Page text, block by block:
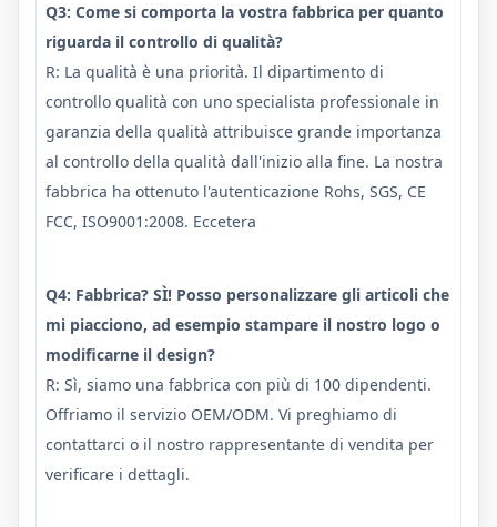
Q3: Come si comporta la vostra fabbrica per quanto
riguarda il controllo di qualità?
R: La qualità è una priorità. Il dipartimento di
controllo qualità con uno specialista professionale in
garanzia della qualità attribuisce grande importanza
al controllo della qualità dall'inizio alla fine. La nostra
fabbrica ha ottenuto l'autenticazione Rohs, SGS, CE
FCC, ISO9001:2008. Eccetera
Q4: Fabbrica? SÌ! Posso personalizzare gli articoli che
mi piacciono, ad esempio stampare il nostro logo o
modificarne il design?
R: Sì, siamo una fabbrica con più di 100 dipendenti.
Offriamo il servizio OEM/ODM. Vi preghiamo di
contattarci o il nostro rappresentante di vendita per
verificare i dettagli.